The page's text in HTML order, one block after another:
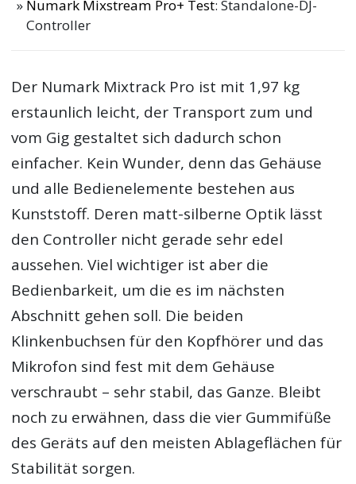
Numark Mixstream Pro+ Test: Standalone-DJ-
Controller
Der Numark Mixtrack Pro ist mit 1,97 kg
erstaunlich leicht, der Transport zum und
vom Gig gestaltet sich dadurch schon
einfacher. Kein Wunder, denn das Gehäuse
und alle Bedienelemente bestehen aus
Kunststoff. Deren matt-silberne Optik lässt
den Controller nicht gerade sehr edel
aussehen. Viel wichtiger ist aber die
Bedienbarkeit, um die es im nächsten
Abschnitt gehen soll. Die beiden
Klinkenbuchsen für den Kopfhörer und das
Mikrofon sind fest mit dem Gehäuse
verschraubt – sehr stabil, das Ganze. Bleibt
noch zu erwähnen, dass die vier Gummifüße
des Geräts auf den meisten Ablageflächen für
Stabilität sorgen.